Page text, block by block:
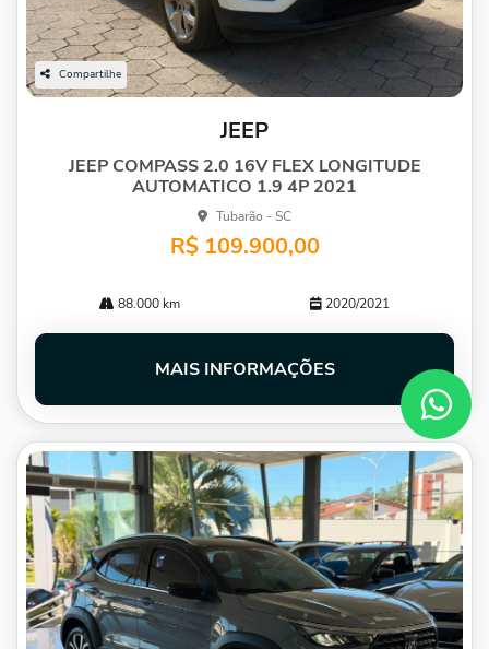
Compartilhe
JEEP
JEEP COMPASS 2.0 16V FLEX LONGITUDE
AUTOMATICO 1.9 4P 2021
Tubarão - SC
R$ 109.900,00
88.000 km 2020/2021
MAIS INFORMAÇÕES